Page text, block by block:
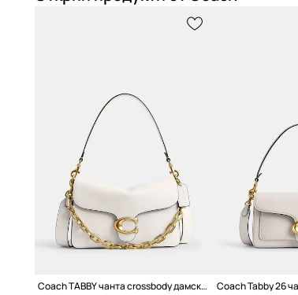
Coach TABBY чанта crossbody дамска от кожа